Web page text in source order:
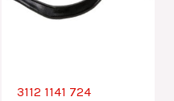
3112 1141 724